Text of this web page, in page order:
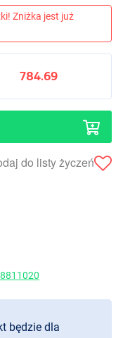
Zniżka jest już
784.69
do listy życzeń
będzie dla